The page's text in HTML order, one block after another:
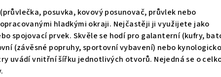
posuvka, kovový posunovač, průvlek nebo
hladkými okraji. Nejčastěji ji využijete jako
spojovací prvek. Skvěle se hodí pro galanterní (kufry,
(závěsné popruhy, sportovní vybavení) nebo
uvádí vnitřní šířku jednotlivých otvorů. Nejedná se o